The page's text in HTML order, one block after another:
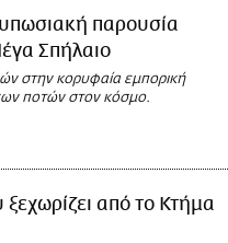
παρουσία
Σπήλαιο
στην κορυφαία εμπορική
ποτών στον κόσμο.
από το Κτήμα